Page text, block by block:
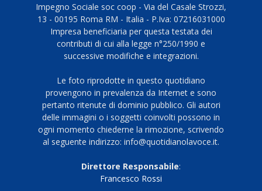
Impegno Sociale soc coop - Via del Casale Strozzi,
13 - 00195 Roma RM - Italia - P.Iva: 07216031000
Impresa beneficiaria per questa testata dei
contributi di cui alla legge n°250/1990 e
successive modifiche e integrazioni.
Le foto riprodotte in questo quotidiano
provengono in prevalenza da Internet e sono
pertanto ritenute di dominio pubblico. Gli autori
delle immagini o i soggetti coinvolti possono in
ogni momento chiederne la rimozione, scrivendo
al seguente indirizzo: info@quotidianolavoce.it.
Direttore Responsabile:
Francesco Rossi